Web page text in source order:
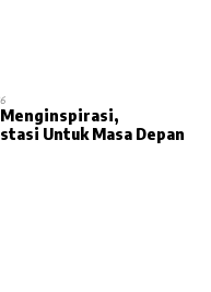
Menginspirasi,
Untuk Masa Depan